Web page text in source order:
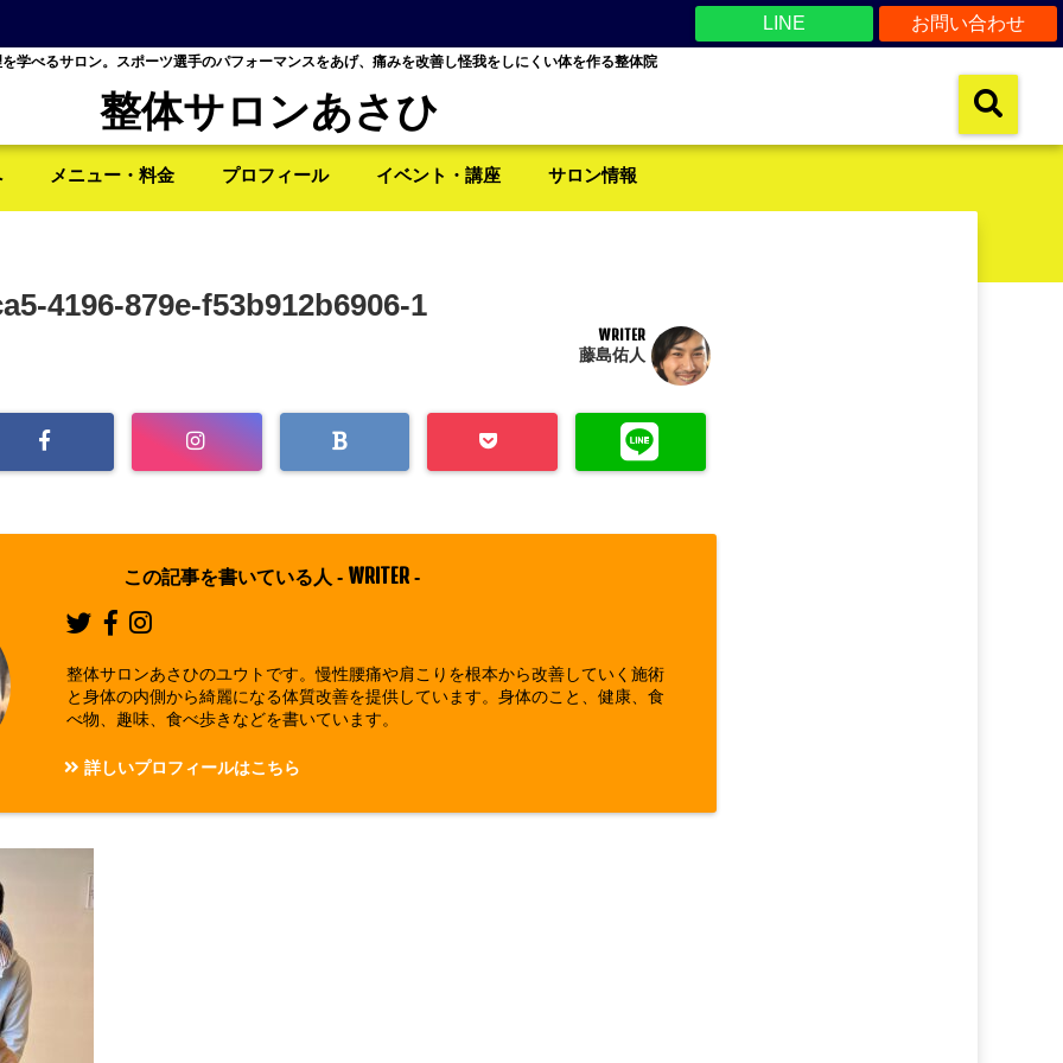
お問い合わせ
LINE
学べるサロン。スポーツ選手のパフォーマンスをあげ、痛みを改善し怪我をしにくい体を作る整体院
整体サロンあさひ
メニュー・料金 プロフィール イベント・講座 サロン情報
4196-879e-f53b912b6906-1
WRITER
藤島佑人
この記事を書いている人 - WRITER -
整体サロンあさひのユウトです。慢性腰痛や肩こりを根本から改善していく施術
と身体の内側から綺麗になる体質改善を提供しています。身体のこと、健康、食
べ物、趣味、食べ歩きなどを書いています。
詳しいプロフィールはこちら